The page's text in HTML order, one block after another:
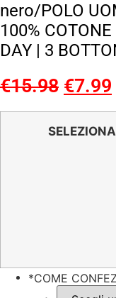
nero/POLO
100%
DAY | 3
€15.98 Il
€7.99
*COME